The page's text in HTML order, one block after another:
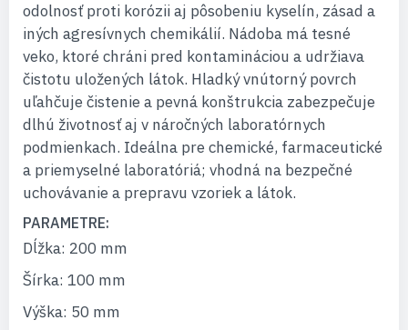
odolnosť proti korózii aj pôsobeniu kyselín, zásad a
iných agresívnych chemikálií. Nádoba má tesné
veko, ktoré chráni pred kontamináciou a udržiava
čistotu uložených látok. Hladký vnútorný povrch
uľahčuje čistenie a pevná konštrukcia zabezpečuje
dlhú životnosť aj v náročných laboratórnych
podmienkach. Ideálna pre chemické, farmaceutické
a priemyselné laboratóriá; vhodná na bezpečné
uchovávanie a prepravu vzoriek a látok.
PARAMETRE:
Dĺžka: 200 mm
Šírka: 100 mm
Výška: 50 mm